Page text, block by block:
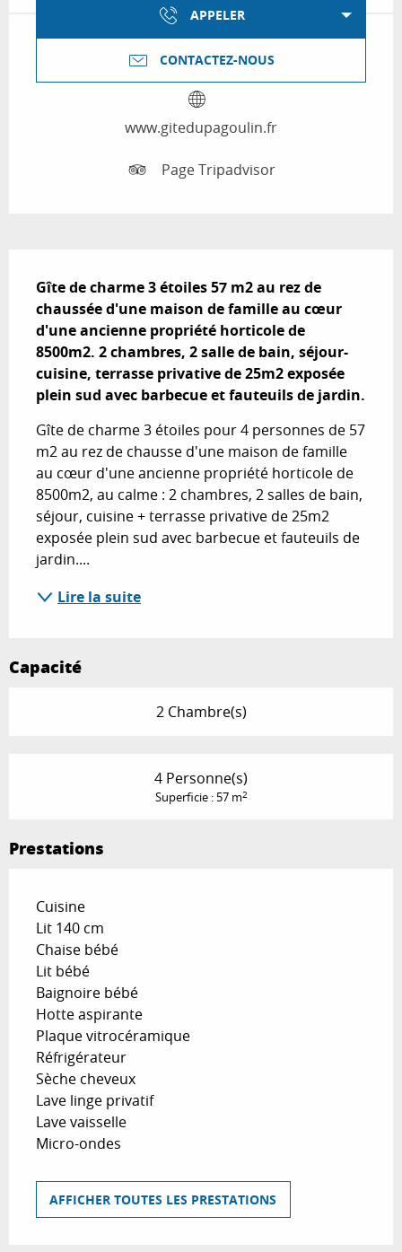
APPELER
CONTACTEZ-NOUS
www.gitedupagoulin.fr
Page Tripadvisor
Gîte de charme 3 étoiles 57 m2 au rez de
chaussée d'une maison de famille au cœur
d'une ancienne propriété horticole de
8500m2. 2 chambres, 2 salle de bain, séjour-
cuisine, terrasse privative de 25m2 exposée
plein sud avec barbecue et fauteuils de jardin.
Gîte de charme 3 étoiles pour 4 personnes de 57
m2 au rez de chausse d'une maison de famille
au cœur d'une ancienne propriété horticole de
8500m2, au calme : 2 chambres, 2 salles de bain,
séjour, cuisine + terrasse privative de 25m2
exposée plein sud avec barbecue et fauteuils de
jardin....
Lire la suite
Capacité
2 Chambre(s)
4 Personne(s)
Superficie : 57 m2
Prestations
Cuisine
Lit 140 cm
Chaise bébé
Lit bébé
Baignoire bébé
Hotte aspirante
Plaque vitrocéramique
Réfrigérateur
Sèche cheveux
Lave linge privatif
Lave vaisselle
Micro-ondes
AFFICHER TOUTES LES PRESTATIONS